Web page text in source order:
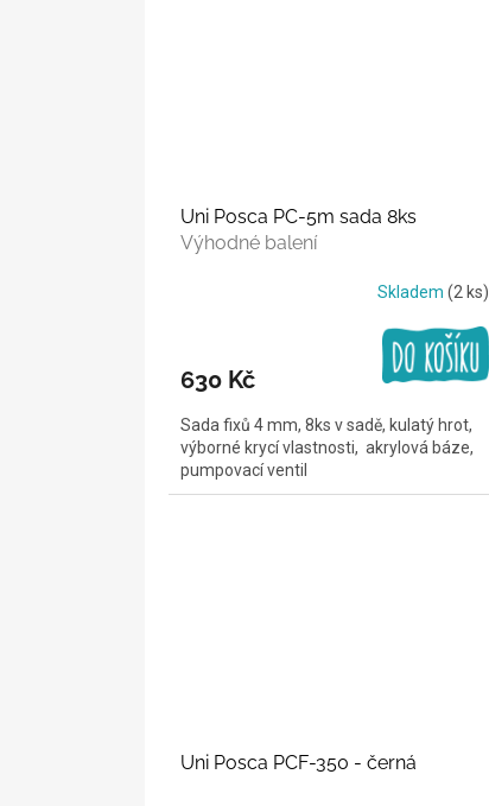
Uni Posca PC-5m sada 8ks
Výhodné balení
Skladem (2 ks)
630 Kč
Sada fixů 4 mm, 8ks v sadě, kulatý hrot,
výborné krycí vlastnosti, akrylová báze,
pumpovací ventil
Uni Posca PCF-350 - černá